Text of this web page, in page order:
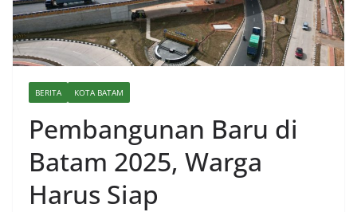
BERITA KOTA BATAM
Pembangunan Baru di
Batam 2025, Warga
Harus Siap